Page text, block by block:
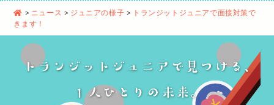
> ニュース > ジュニアの様子 > トランジットジュニアで面接対策で
きます！